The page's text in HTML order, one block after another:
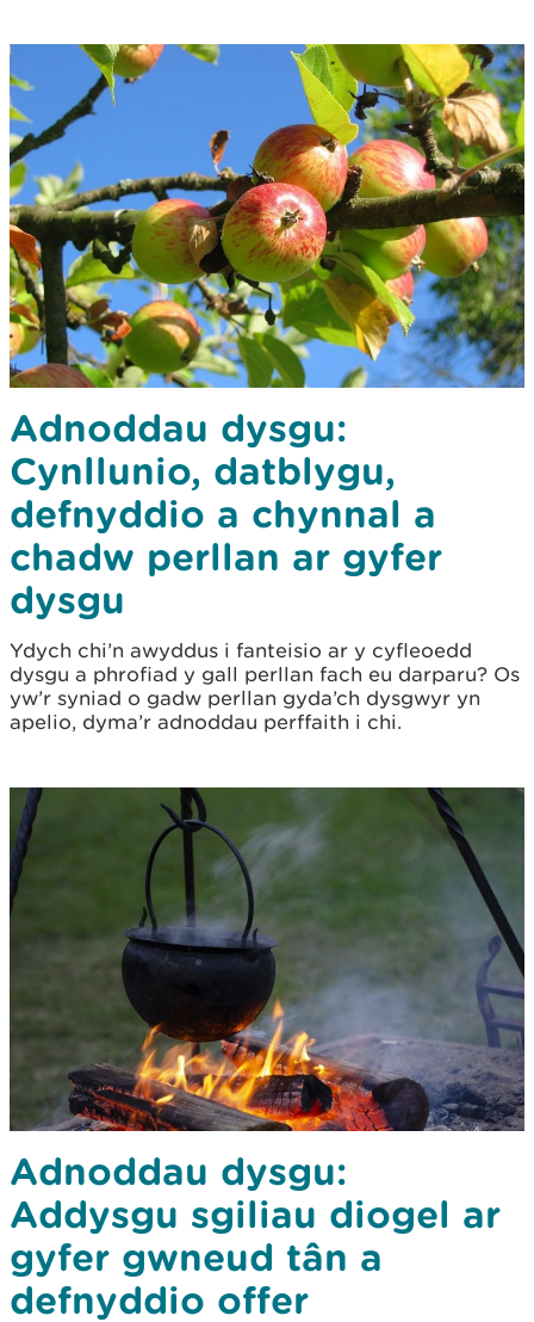
Adnoddau dysgu:
Cynllunio, datblygu,
defnyddio a chynnal a
chadw perllan ar gyfer
dysgu
Ydych chi’n awyddus i fanteisio ar y cyfleoedd
dysgu a phrofiad y gall perllan fach eu darparu? Os
yw’r syniad o gadw perllan gyda’ch dysgwyr yn
apelio, dyma’r adnoddau perffaith i chi.
Adnoddau dysgu:
Addysgu sgiliau diogel ar
gyfer gwneud tân a
defnyddio offer